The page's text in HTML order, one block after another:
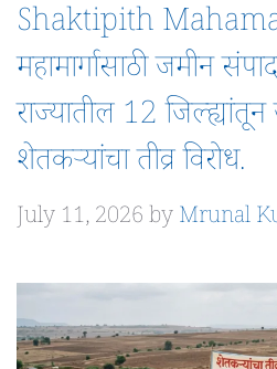
Shaktipith
महामार्गासाठी जमीन
राज्यातील 12 जिल्ह्यांतून
शेतकऱ्यांचा तीव्र विरोध.
July 11, 2026byMrunal